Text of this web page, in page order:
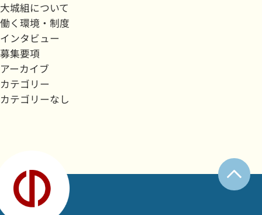
大城組について
働く環境・制度
インタビュー
募集要項
アーカイブ
カテゴリー
カテゴリーなし